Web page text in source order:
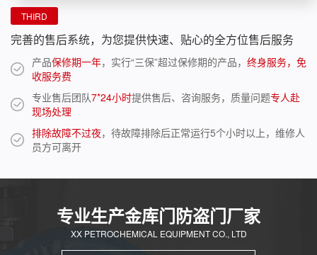
THIRD
完善的售后系统，为您提供快速、贴心的全方位售后服务
产品保修期一年，实行“三保”超过保修期的产品， 终身服务，免
收服务费
专业售后团队7*24小时提供售后、咨询服务，质量问题专人赴
现场处理
排除故障不过夜，待故障排除后正常运行5个小时以上，维修人
员方可离开
专业生产金库门防盗门厂家
XX PETROCHEMICAL EQUIPMENT CO., LTD